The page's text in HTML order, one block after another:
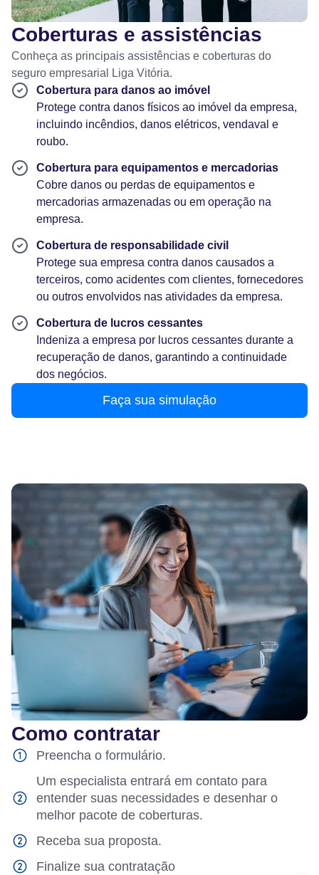
Coberturas e assistências
Conheça as principais assistências e coberturas do
seguro empresarial Liga Vitória.
Cobertura para danos ao imóvel
Protege contra danos físicos ao imóvel da empresa,
incluindo incêndios, danos elétricos, vendaval e
roubo.
Cobertura para equipamentos e mercadorias
Cobre danos ou perdas de equipamentos e
mercadorias armazenadas ou em operação na
empresa.
Cobertura de responsabilidade civil
Protege sua empresa contra danos causados a
terceiros, como acidentes com clientes, fornecedores
ou outros envolvidos nas atividades da empresa.
Cobertura de lucros cessantes
Indeniza a empresa por lucros cessantes durante a
recuperação de danos, garantindo a continuidade
dos negócios.
Faça sua simulação
Como contratar
Preencha o formulário.
Um especialista entrará em contato para
entender suas necessidades e desenhar o
melhor pacote de coberturas.
Receba sua proposta.
Finalize sua contratação